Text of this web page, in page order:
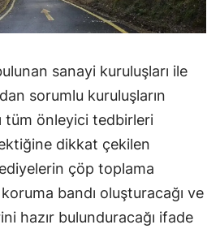
Şanlıurfa
Van
Yozgat
Zonguldak
Aksaray
Bayburt
sanayi kuruluşları ile
sorumlu kuruluşların
tüm önleyici tedbirleri
dikkat çekilen
çöp toplama
bandı oluşturacağı ve
hazır bulunduracağı ifade